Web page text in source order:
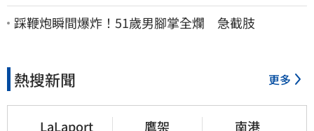
股價重挫近5%
踩鞭炮瞬間爆炸！51歲男腳掌全爛 急截肢
熱搜新聞 更多
LaLaport 鷹架 南港